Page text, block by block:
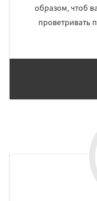
образом, чтоб
проветривать